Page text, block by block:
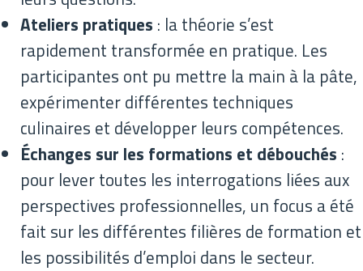
Ateliers pratiques : la théorie s’est
rapidement transformée en pratique. Les
participantes ont pu mettre la main à la pâte,
expérimenter différentes techniques
culinaires et développer leurs compétences.
Échanges sur les formations et débouchés :
pour lever toutes les interrogations liées aux
perspectives professionnelles, un focus a été
fait sur les différentes filières de formation et
les possibilités d’emploi dans le secteur.